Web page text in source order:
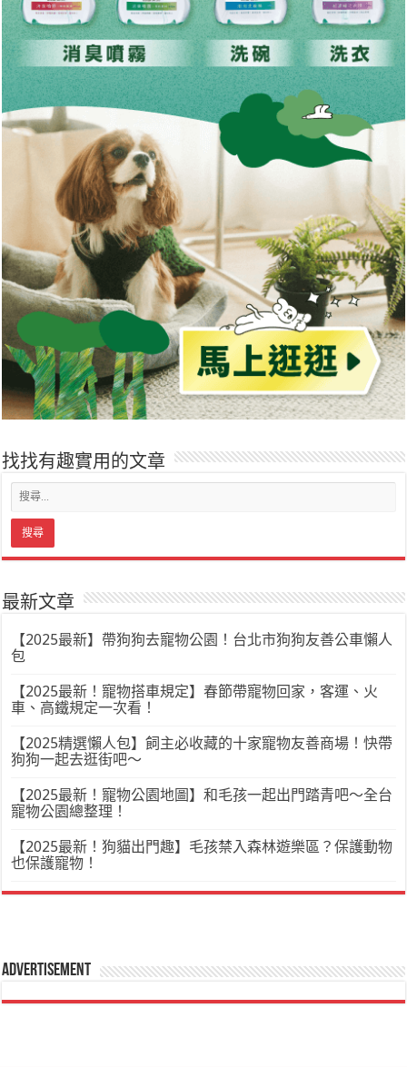
找找有趣實用的文章
最新文章
【2025最新】帶狗狗去寵物公園！台北市狗狗友善公車懶人
包
【2025最新！寵物搭車規定】春節帶寵物回家，客運、火
車、高鐵規定一次看！
【2025精選懶人包】飼主必收藏的十家寵物友善商場！快帶
狗狗一起去逛街吧～
【2025最新！寵物公園地圖】和毛孩一起出門踏青吧～全台
寵物公園總整理！
【2025最新！狗貓出門趣】毛孩禁入森林遊樂區？保護動物
也保護寵物！
Advertisement